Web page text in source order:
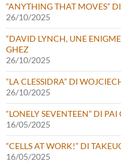
“ANYTHING THAT MOVES”
26/10/2025
“DAVID LYNCH, UNE
GHEZ
26/10/2025
“LA CLESSIDRA” DI
26/10/2025
“LONELY SEVENTEEN” DI
16/05/2025
“CELLS AT WORK!” DI
16/05/2025